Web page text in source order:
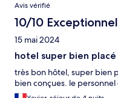
Avis vérifié
10/10 Exceptionnel
15 mai 2024
hotel super bien placé
très bon hôtel, super bien
bien conçues. le personnel